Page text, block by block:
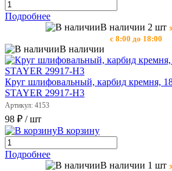
Подробнее
В наличии 2 шт
с 8:00 до 18:00
В наличии
Круг шлифовальный, карбид кремня,
STAYER 29917-Н3
Артикул: 4153
98 ₽ / шт
В корзину
Подробнее
В наличии 1 шт